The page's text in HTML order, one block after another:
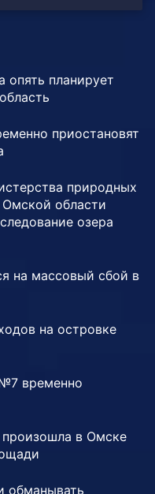
опять планирует
приостановят
природных
области
озера
на массовый сбой в
на островке
временно
произошла в Омске
обманывать